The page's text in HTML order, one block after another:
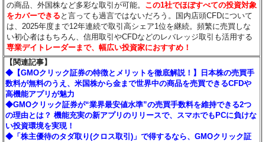
の商品、外国株など多彩な取引が可能。 この1社でほぼすべての投資対象
をカバーできる と言っても過言ではないだろう。国内店頭CFDについて
は、2025年度まで12年連続で取引高シェア1位を継続。頻繁に売買しな
い初心者はもちろん、信用取引やCFDなどのレバレッジ取引も活用する
専業デイトレーダーまで、幅広い投資家におすすめ！
【関連記事】
◆【GMOクリック証券の特徴とメリットを徹底解説！】日本株の売買手
数料が無料のうえ、米国株から金まで世界中の商品を売買できるCFDや
高機能アプリが魅力
◆GMOクリック証券が“業界最安値水準”の売買手数料を維持できる2つ
の理由とは？ 機能充実の新アプリのリリースで、スマホでもPCに負けな
い投資環境を実現！
◆「株主優待のタダ取り(クロス取引)」で得するなら、GMOクリック証